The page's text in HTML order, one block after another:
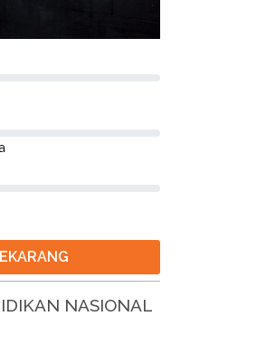
NASIONAL